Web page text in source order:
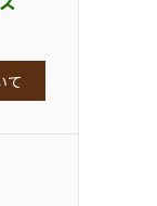
て